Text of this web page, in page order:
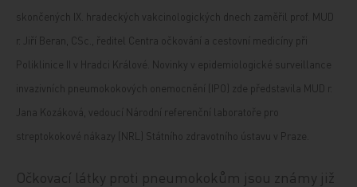
skončených IX. hradeckých vakcinologických dnech zaměřil prof. MUD
r. Jiří Beran, CSc., ředitel Centra očkování a cestovní medicíny při
Poliklinice II v Hradci Králové. Novinky v epidemiologické surveillance
invazivních pneumokokových onemocnění (IPO) zde představila MUD r.
Jana Kozáková, vedoucí Národní referenční laboratoře pro
streptokokové nákazy (NRL) Státního zdravotního ústavu v Praze.
Očkovací látky proti pneumokokům jsou známy již